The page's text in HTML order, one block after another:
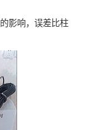
影响，误差比柱